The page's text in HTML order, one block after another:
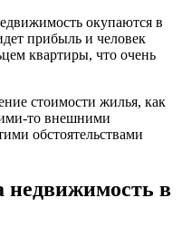
окупаются в
прибыль и человек
квартиры, что очень
стоимости жилья, как
то внешними
обстоятельствами
недвижимость в